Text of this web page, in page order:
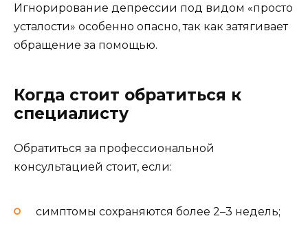
Игнорирование депрессии под видом «просто
усталости» особенно опасно, так как затягивает
обращение за помощью.
Когда стоит обратиться к
специалисту
Обратиться за профессиональной
консультацией стоит, если:
симптомы сохраняются более 2–3 недель;